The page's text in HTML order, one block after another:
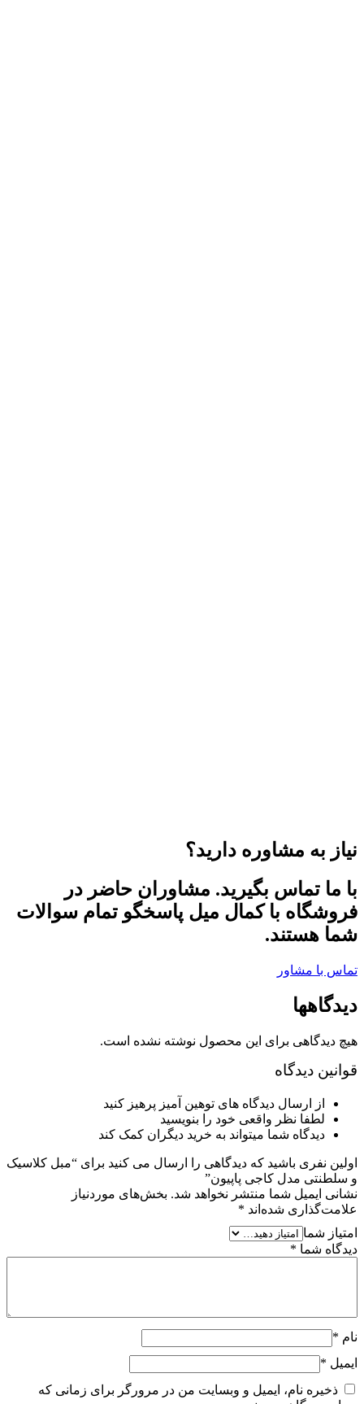
نیاز به مشاوره دارید؟
با ما تماس بگیرید. مشاوران حاضر در
فروشگاه با کمال میل پاسخگو تمام سوالات
شما هستند.
تماس با مشاور
دیدگاهها
هیچ دیدگاهی برای این محصول نوشته نشده است.
قوانین دیدگاه
از ارسال دیدگاه های توهین آمیز پرهیز کنید
لطفا نظر واقعی خود را بنویسید
دیدگاه شما میتواند به خرید دیگران کمک کند
اولین نفری باشید که دیدگاهی را ارسال می کنید برای “مبل کلاسیک
و سلطنتی مدل کاجی پاپیون”
نشانی ایمیل شما منتشر نخواهد شد. بخش‌های موردنیاز
علامت‌گذاری شده‌اند *
امتیاز شما
دیدگاه شما *
نام *
ایمیل *
ذخیره نام، ایمیل و وبسایت من در مرورگر برای زمانی که